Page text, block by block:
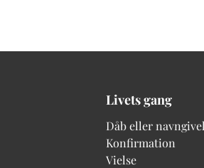
Livets gang
Dåb eller
Konfirmation
Vielse